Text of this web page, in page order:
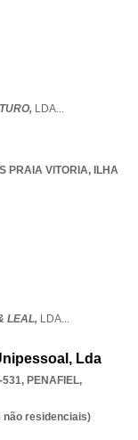
LDA...
PRAIA VITORIA, ILHA
LEAL, LDA...
Lda
531, PENAFIEL,
residenciais)